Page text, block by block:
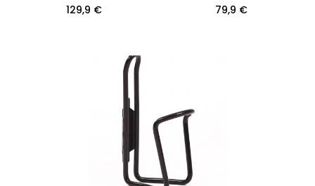
129,9 € 79,9 €